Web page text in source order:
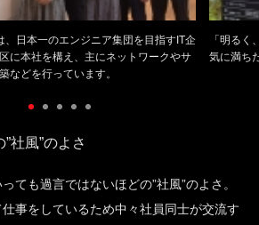
、日本一のエンジニア集団を目指すIT企
に本社を構え、主にネットワークやサ
などを行っています。
「明る
気に満ち
社風”のよさ
ても過言ではないほどの”社風”のよさ。
事をしているため中々社員同士が交流す